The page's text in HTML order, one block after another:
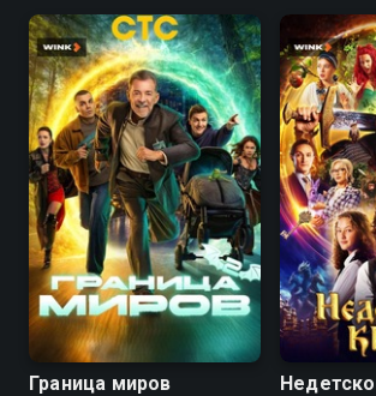
7.8
Граница миров
7.4